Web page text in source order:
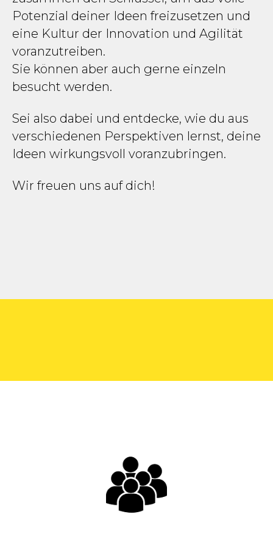
Potenzial deiner Ideen freizusetzen und
eine Kultur der Innovation und Agilität
voranzutreiben.
Sie können aber auch gerne einzeln
besucht werden.
Sei also dabei und entdecke, wie du aus
verschiedenen Perspektiven lernst, deine
Ideen wirkungsvoll voranzubringen.
Wir freuen uns auf dich!